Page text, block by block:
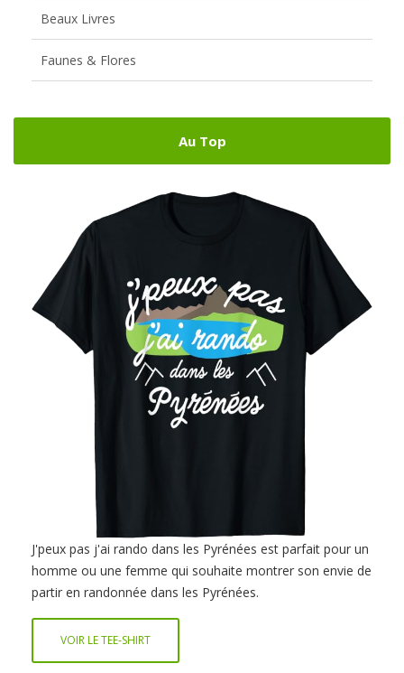
Beaux Livres
Faunes & Flores
Au Top
J'peux pas j'ai rando dans les Pyrénées est parfait pour un
homme ou une femme qui souhaite montrer son envie de
partir en randonnée dans les Pyrénées.
VOIR LE TEE-SHIRT